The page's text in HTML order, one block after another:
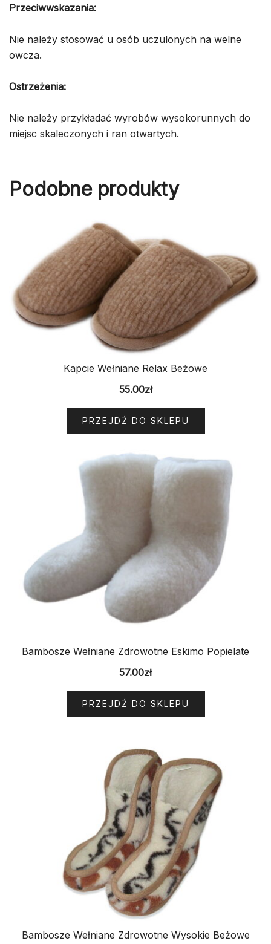
Przeciwwskazania:
Nie należy stosować u osób uczulonych na welne
owcza.
Ostrzeżenia:
Nie należy przykładać wyrobów wysokorunnych do
miejsc skaleczonych i ran otwartych.
Podobne produkty
Kapcie Wełniane Relax Beżowe
55.00zł
PRZEJDŹ DO SKLEPU
Bambosze Wełniane Zdrowotne Eskimo Popielate
57.00zł
PRZEJDŹ DO SKLEPU
Bambosze Wełniane Zdrowotne Wysokie Beżowe